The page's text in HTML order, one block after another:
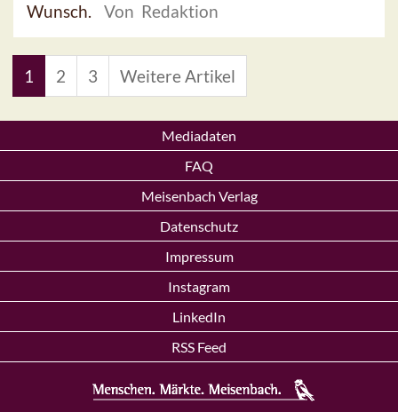
Wunsch.
Von Redaktion
1 2 3 Weitere Artikel
Mediadaten
FAQ
Meisenbach Verlag
Datenschutz
Impressum
Instagram
LinkedIn
RSS Feed